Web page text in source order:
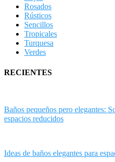
Rosados
Rústicos
Sencillos
Tropicales
Turquesa
Verdes
RECIENTES
Baños pequeños pero elegantes:
espacios reducidos
Ideas de baños elegantes para